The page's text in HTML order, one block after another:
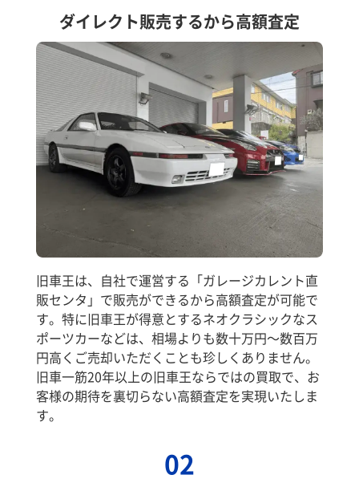
ダイレクト販売するから高額査定
旧車王は、自社で運営する「ガレージカレント直
販センタ」で販売ができるから高額査定が可能で
す。特に旧車王が得意とするネオクラシックなス
ポーツカーなどは、相場よりも数十万円～数百万
円高くご売却いただくことも珍しくありません。
旧車一筋20年以上の旧車王ならではの買取で、お
客様の期待を裏切らない高額査定を実現いたしま
す。
02